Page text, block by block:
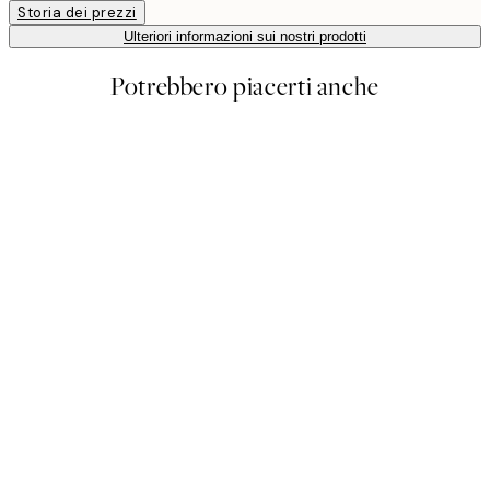
Storia dei prezzi
Ulteriori informazioni sui nostri prodotti
Potrebbero piacerti anche